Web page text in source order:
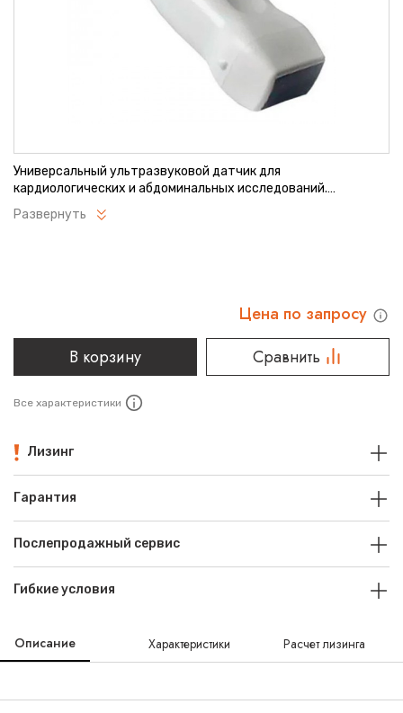
Универсальный ультразвуковой датчик для
кардиологических и абдоминальных исследований.
Обеспечивает высокую детализацию изображения при
различных глубинах сканирования. Оптимален для
Развернуть
Цена по запросу
В корзину
Сравнить
Все характеристики
Лизинг
Гарантия
Послепродажный сервис
Гибкие условия
Описание Характеристики Расчет лизинга